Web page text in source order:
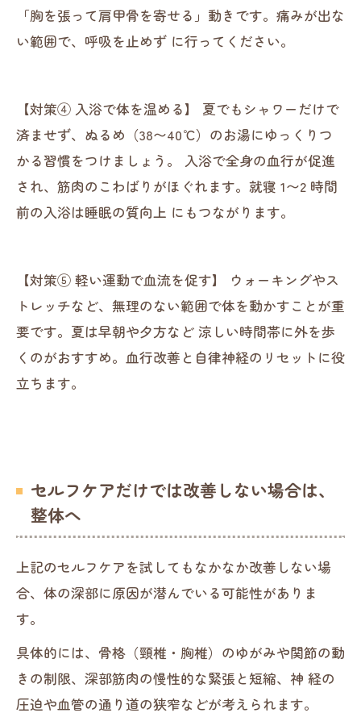
「胸を張って肩甲骨を寄せる」動きです。痛みが出な
い範囲で、呼吸を止めず に行ってください。
【対策④ 入浴で体を温める】 夏でもシャワーだけで
済ませず、ぬるめ（38〜40℃）のお湯にゆっくりつ
かる習慣をつけましょう。 入浴で全身の血行が促進
され、筋肉のこわばりがほぐれます。就寝 1〜2 時間
前の入浴は睡眠の質向上 にもつながります。
【対策⑤ 軽い運動で血流を促す】 ウォーキングやス
トレッチなど、無理のない範囲で体を動かすことが重
要です。夏は早朝や夕方など 涼しい時間帯に外を歩
くのがおすすめ。血行改善と自律神経のリセットに役
立ちます。
セルフケアだけでは改善しない場合は、
整体へ
上記のセルフケアを試してもなかなか改善しない場
合、体の深部に原因が潜んでいる可能性がありま
す。
具体的には、骨格（頸椎・胸椎）のゆがみや関節の動
きの制限、深部筋肉の慢性的な緊張と短縮、神 経の
圧迫や血管の通り道の狭窄などが考えられます。